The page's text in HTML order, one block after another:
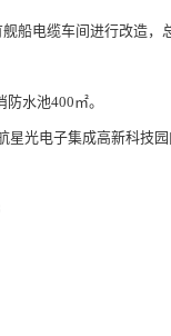
船电缆车间进行改造，
水池400㎡。
星光电子集成高新科技园